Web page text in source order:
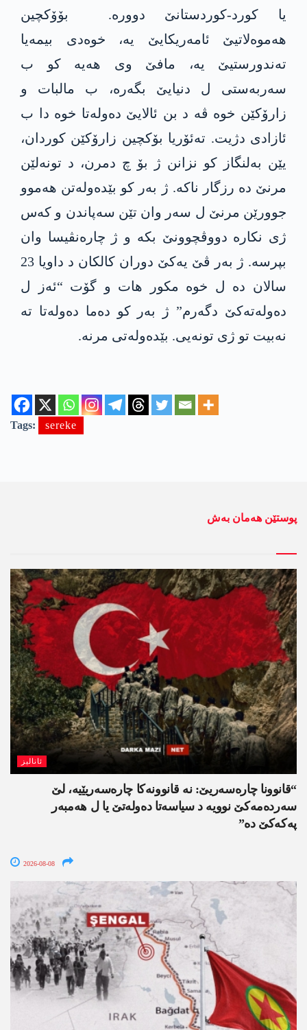
یا کورد-کوردستانێ دوورە. بۆۆکچین
ھەموەلاتیێ ئامەریکایێ یە، خوەدی بیمەیا
تەندورستیێ یە، مافێ وی ھەیە کو ب
سەربەستی ل دنیایێ بگەرە، ب مالبات و
زارۆکێن خوە ڤە د بن ئالایێ دەولەتا خوە دا ب
ئازادی دژیت. تەئۆریا بۆکچین زارۆکێن کوردان،
یێن بەلنگاز کو نزانن ژ بۆ چ دمرن، د تونەلێن
مرنێ دە رزگار ناکە. ژ بەر کو بێدەولەتن ھەموو
جوورێن مرنێ ل سەر وان تێن سەپاندن و کەس
ژی نکارە دووڤچوونێ بکە و ژ چارەنڤیسا وان
بپرسە. ژ بەر ڤێ یەکێ دوران کالکان د داویا 23
سالان دە ل خوە مکور ھات و گۆت “ئەز ل
دەولەتەکێ دگەرم” ژ بەر کو دەما دەولەتا تە
نەبیت تو ژی تونەیی. بێدەولەتی مرنە.
Tags: sereke
پوستێن ھەمان بەش
ئانالیز
“قانوونا چارەسەریێ: نە قانوونەکا چارەسەریێیە، لێ
سەردەمەکێ نوویە د سیاسەتا دەولەتێ یا ل ھەمبەر
پەکەکێ دە”
2026-08-08